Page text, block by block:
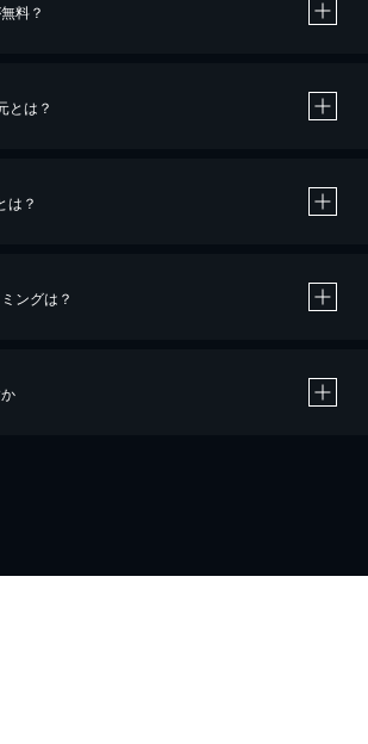
料？
とは？
、クレジットカード決済による作品の購入 / レンタルです。
は？
ングは？